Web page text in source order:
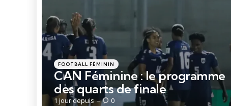
Catégories
Posté
dans
FOOTBALL FÉMININ
CAN Féminine : le programme
des quarts de finale
1 jour depuis 0